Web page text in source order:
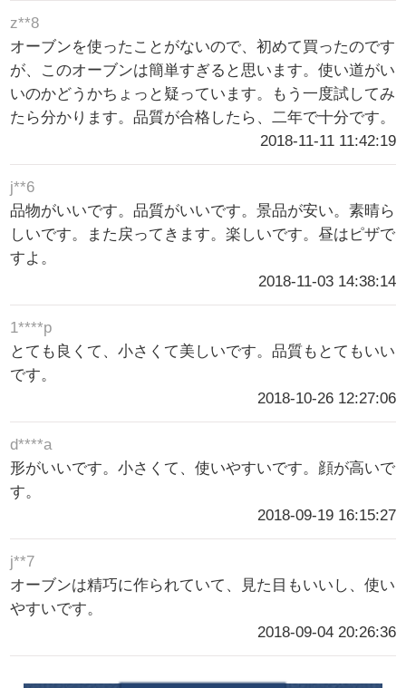
z**8
オーブンを使ったことがないので、初めて買ったのです
が、このオーブンは簡単すぎると思います。使い道がい
いのかどうかちょっと疑っています。もう一度試してみ
たら分かります。品質が合格したら、二年で十分です。
2018-11-11 11:42:19
j**6
品物がいいです。品質がいいです。景品が安い。素晴ら
しいです。また戻ってきます。楽しいです。昼はピザで
すよ。
2018-11-03 14:38:14
1****p
とても良くて、小さくて美しいです。品質もとてもいい
です。
2018-10-26 12:27:06
d****a
形がいいです。小さくて、使いやすいです。顔が高いで
す。
2018-09-19 16:15:27
j**7
オーブンは精巧に作られていて、見た目もいいし、使い
やすいです。
2018-09-04 20:26:36